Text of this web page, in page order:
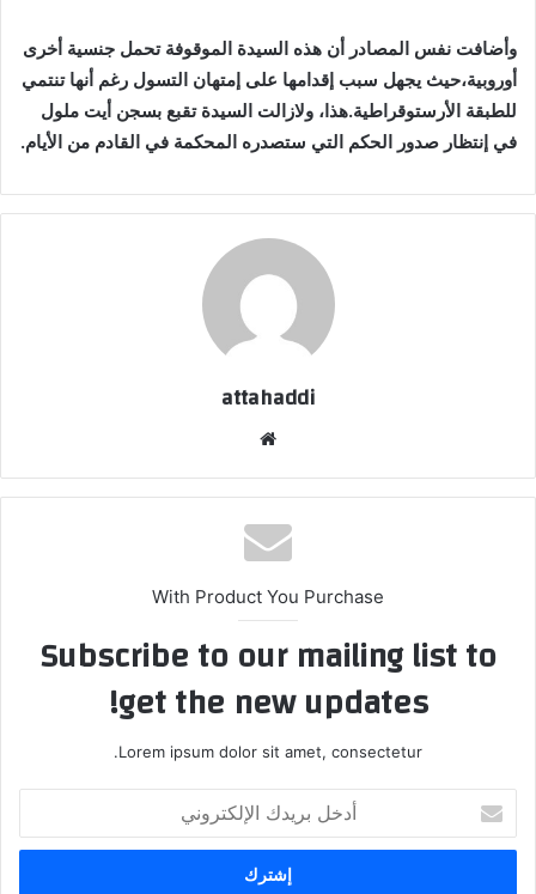
وأضافت نفس المصادر أن هذه السيدة الموقوفة تحمل جنسية أخرى
أوروبية،حيث يجهل سبب إقدامها على إمتهان التسول رغم أنها تنتمي
للطبقة الأرستوقراطية.هذا، ولازالت السيدة تقبع بسجن أيت ملول
في إنتظار صدور الحكم التي ستصدره المحكمة في القادم من الأيام.
attahaddi
With Product You Purchase
Subscribe to our mailing list to
get the new updates!
Lorem ipsum dolor sit amet, consectetur.
بريدك
الإلكتروني